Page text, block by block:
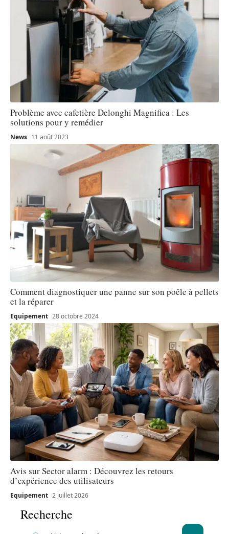
Problème avec cafetière Delonghi Magnifica : Les
solutions pour y remédier
News 11 août 2023
Comment diagnostiquer une panne sur son poêle à pellets
et la réparer
Equipement 28 octobre 2024
Avis sur Sector alarm : Découvrez les retours
d’expérience des utilisateurs
Equipement 2 juillet 2026
Recherche